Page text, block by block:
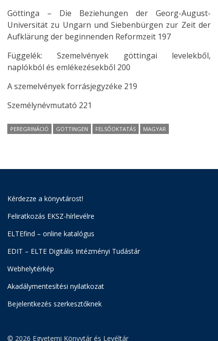
Göttinga – Die Beziehungen der Georg-August-
Universität zu Ungarn und Siebenbürgen zur Zeit der
Aufklärung der beginnenden Reformzeit 197
Függelék: Szemelvények göttingai levelekből,
naplókból és emlékezésekből 200
A szemelvények forrásjegyzéke 219
Személynévmutató 221
PEREGRINÁCIÓ GÖTTINGEN FELSŐOKTATÁS MAGYAR
Kérdezze a könyvtárost!
Feliratkozás EKSZ-hírlevélre
ELTEfind – online katalógus
EDIT – ELTE Digitális Intézményi Tudástár
Webhelytérkép
Akadálymentesítési nyilatkozat
Bejelentkezés szerkesztőknek
© 2026 Egyetemi Könyvtár és Levéltár